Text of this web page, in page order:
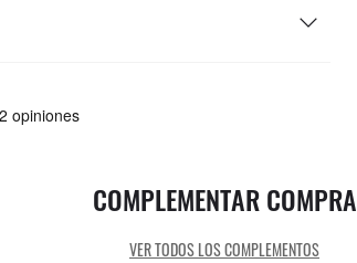
COMPLEMENTAR COMPRA
VER TODOS LOS COMPLEMENTOS